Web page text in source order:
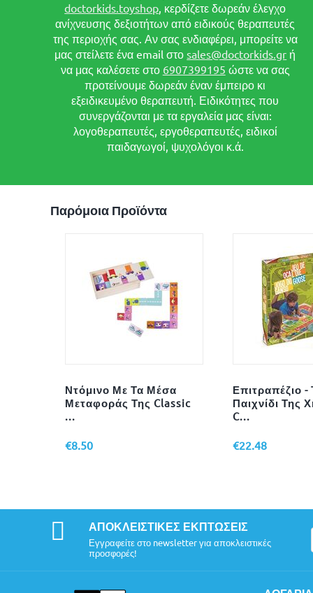
doctorkids.toyshop, κερδίζετε δωρεάν έλεγχο
ανίχνευσης δεξιοτήτων από ειδικούς θεραπευτές
της περιοχής σας. Αν σας ενδιαφέρει, μπορείτε να
μας στείλετε ένα email στο sales@doctorkids.gr ή
να μας καλέσετε στο 6907399195 ώστε να σας
προτείνουμε δωρεάν έναν έμπειρο κι
εξειδικευμένο θεραπευτή. Ειδικότητες που
συνεργάζονται με τα εργαλεία μας είναι:
λογοθεραπευτές, εργοθεραπευτές, ειδικοί
παιδαγωγοί, ψυχολόγοι κ.ά.
Παρόμοια Προϊόντα
Ντόμινο Με Τα Μέσα
Μεταφοράς Της Classic
...
€8.50
Επιτραπέζιο -
Παιχνίδι Της
C...
€22.48
ΑΠΟΚΛΕΙΣΤΙΚΈΣ ΕΚΠΤΏΣΕΙΣ
Εγγραφείτε στο newsletter για αποκλειστικές
προσφορές!